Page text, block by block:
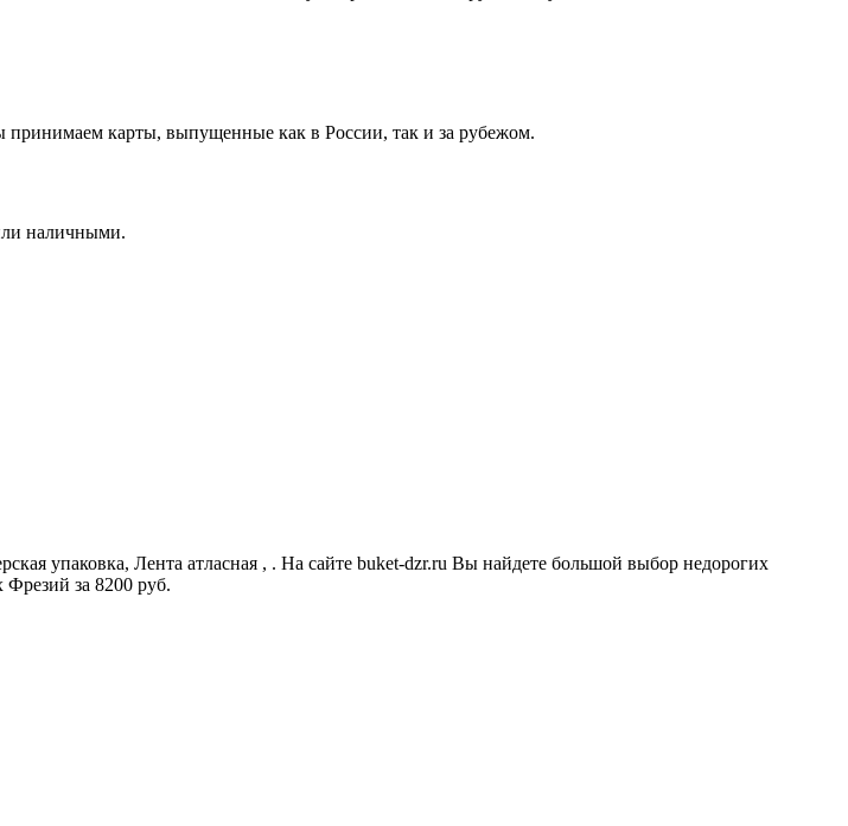
принимаем карты, выпущенные как в России, так и за рубежом.
наличными.
упаковка, Лента атласная , . На сайте buket-dzr.ru Вы найдете большой выбор недорогих
за 8200 руб.